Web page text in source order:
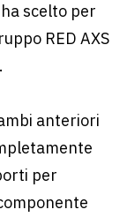
scelto per
RED AXS
anteriori
per